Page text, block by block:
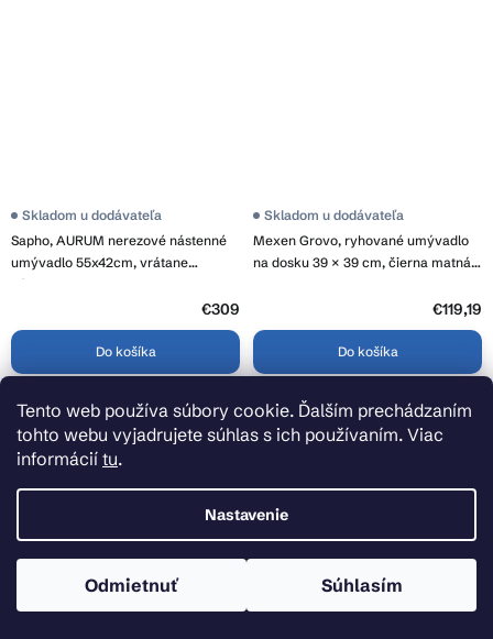
Tento web používa súbory cookie. Ďalším prechádzaním
tohto webu vyjadrujete súhlas s ich používaním. Viac
informácií tu.
Nastavenie
Odmietnuť Súhlasím
Sapho, AURUM nerezové nástenné
umývadlo 55x42cm, vrátane
výpuste, gun metal, AU102
Skladom u dodávateľa
€309
Do košíka
Mexen Grovo, ryhované umývadlo
na dosku 39 × 39 cm, čierna matná,
Skladom u dodávateľa
€119,19
Do košíka